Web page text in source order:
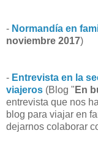
- Normandía en
noviembre 2017)
- Entrevista en la
viajeros (Blog " En
entrevista que nos
blog para viajar en
dejarnos colaborar